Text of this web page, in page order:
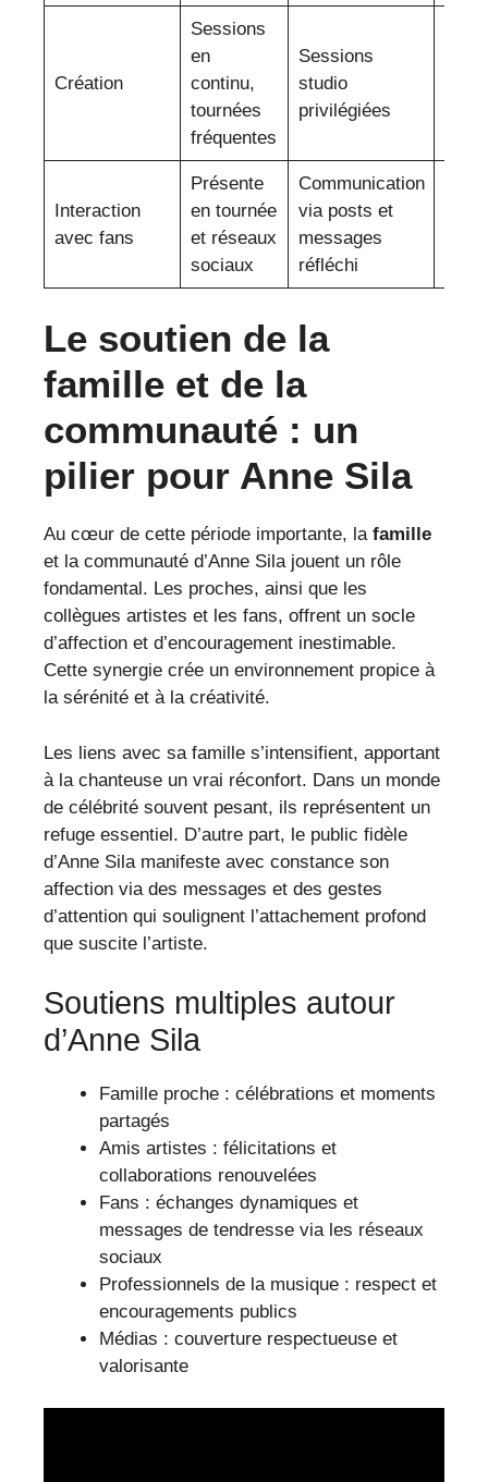
Création
Sessions
en
continu,
tournées
fréquentes
Sessions
studio
privilégiées
Interaction
avec fans
Présente
en tournée
et réseaux
sociaux
Communication
via posts et
messages
réfléchi
Le soutien de la
famille et de la
communauté : un
pilier pour Anne Sila
Au cœur de cette période importante, la famille
et la communauté d’Anne Sila jouent un rôle
fondamental. Les proches, ainsi que les
collègues artistes et les fans, offrent un socle
d’affection et d’encouragement inestimable.
Cette synergie crée un environnement propice à
la sérénité et à la créativité.
Les liens avec sa famille s’intensifient, apportant
à la chanteuse un vrai réconfort. Dans un monde
de célébrité souvent pesant, ils représentent un
refuge essentiel. D’autre part, le public fidèle
d’Anne Sila manifeste avec constance son
affection via des messages et des gestes
d’attention qui soulignent l’attachement profond
que suscite l’artiste.
Soutiens multiples autour
d’Anne Sila
Famille proche : célébrations et moments
partagés
Amis artistes : félicitations et
collaborations renouvelées
Fans : échanges dynamiques et
messages de tendresse via les réseaux
sociaux
Professionnels de la musique : respect et
encouragements publics
Médias : couverture respectueuse et
valorisante